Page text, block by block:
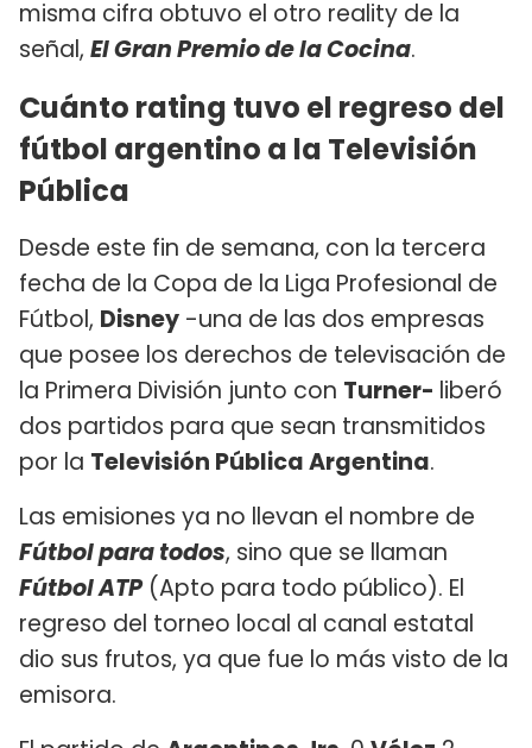
misma cifra obtuvo el otro reality de la
señal, El Gran Premio de la Cocina.
Cuánto rating tuvo el regreso del
fútbol argentino a la Televisión
Pública
Desde este fin de semana, con la tercera
fecha de la Copa de la Liga Profesional de
Fútbol, Disney -una de las dos empresas
que posee los derechos de televisación de
la Primera División junto con Turner- liberó
dos partidos para que sean transmitidos
por la Televisión Pública Argentina.
Las emisiones ya no llevan el nombre de
Fútbol para todos, sino que se llaman
Fútbol ATP(Apto para todo público). El
regreso del torneo local al canal estatal
dio sus frutos, ya que fue lo más visto de la
emisora.